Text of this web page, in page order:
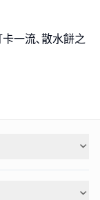
一流､散水餅之